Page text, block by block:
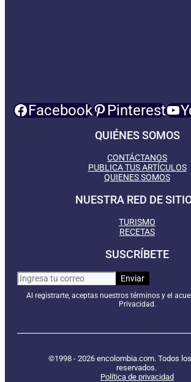
Facebook Pinterest
QUIÉNES SOMOS
CONTÁCTANOS
PUBLICA TUS ARTÍCULOS
QUIENES SOMOS
NUESTRA RED DE
TURISMO
RECETAS
SUSCRÍBETE
Al registrarte, aceptas nuestros términos y el
Privacidad.
©1998 - 2026 encolombia.com. Todos
reservados.
Política de privacidad